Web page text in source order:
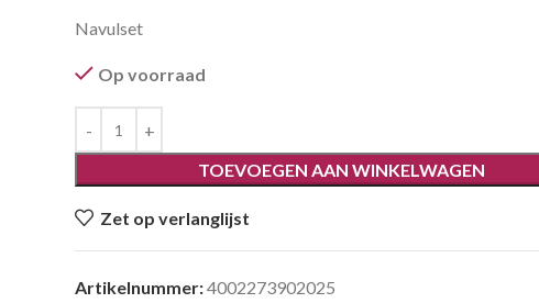
Navulset
Op voorraad
TOEVOEGEN AAN WINKELWAGEN
Zet op verlanglijst
Artikelnummer:4002273902025